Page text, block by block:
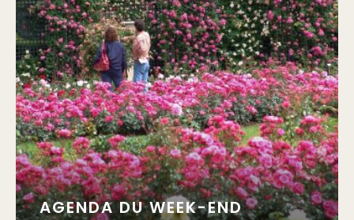
AGENDA DU WEEK-END